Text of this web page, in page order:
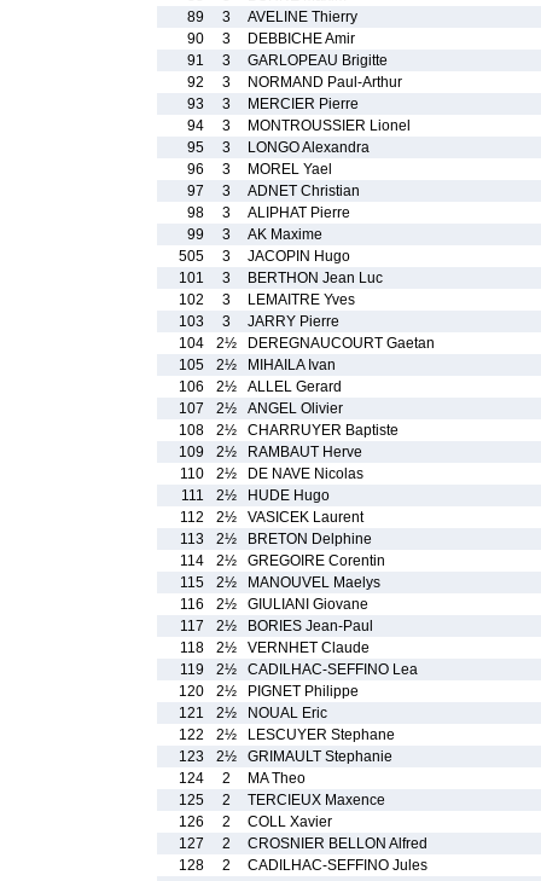
89
3
AVELINE Thierry
90
3
DEBBICHE Amir
91
3
GARLOPEAU Brigitte
92
3
NORMAND Paul-Arthur
93
3
MERCIER Pierre
94
3
MONTROUSSIER Lionel
95
3
LONGO Alexandra
96
3
MOREL Yael
97
3
ADNET Christian
98
3
ALIPHAT Pierre
99
3
AK Maxime
505
3
JACOPIN Hugo
101
3
BERTHON Jean Luc
102
3
LEMAITRE Yves
103
3
JARRY Pierre
104
2½
DEREGNAUCOURT Gaetan
105
2½
MIHAILA Ivan
106
2½
ALLEL Gerard
107
2½
ANGEL Olivier
108
2½
CHARRUYER Baptiste
109
2½
RAMBAUT Herve
110
2½
DE NAVE Nicolas
111
2½
HUDE Hugo
112
2½
VASICEK Laurent
113
2½
BRETON Delphine
114
2½
GREGOIRE Corentin
115
2½
MANOUVEL Maelys
116
2½
GIULIANI Giovane
117
2½
BORIES Jean-Paul
118
2½
VERNHET Claude
119
2½
CADILHAC-SEFFINO Lea
120
2½
PIGNET Philippe
121
2½
NOUAL Eric
122
2½
LESCUYER Stephane
123
2½
GRIMAULT Stephanie
124
2
MA Theo
125
2
TERCIEUX Maxence
126
2
COLL Xavier
127
2
CROSNIER BELLON Alfred
128
2
CADILHAC-SEFFINO Jules